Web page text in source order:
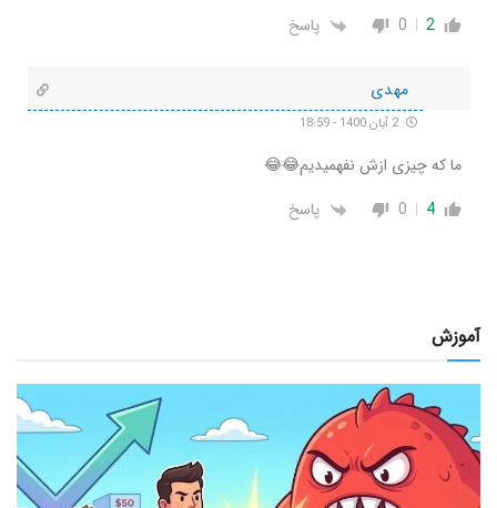
2
0 پاسخ
مهدی
2 آبان 1400 - 18:59
ما که چیزی ازش نفهمیدیم😂😂
4
0 پاسخ
آموزش